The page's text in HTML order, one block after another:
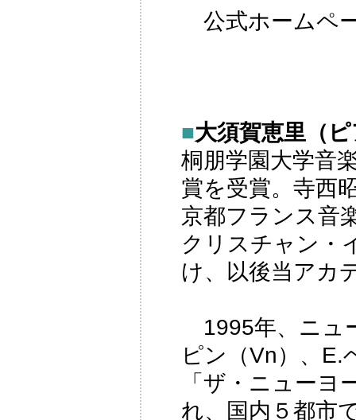
公式ホーム
■大須賀恵里（
桐朋学園大学音
賞を受賞。寺西
京都フランス音
クリスチャン・
け、以後当アカ
1995年、ニュ
ピン（Vn）、E.
「ザ・ニュー
れ、国内５都市